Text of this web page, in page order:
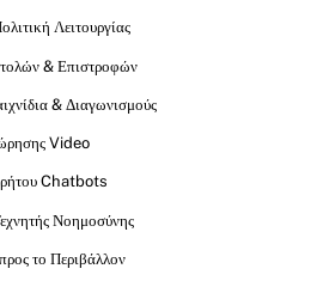
Λειτουργίας
& Επιστροφών
& Διαγωνισμούς
Video
Chatbots
Νοημοσύνης
το Περιβάλλον